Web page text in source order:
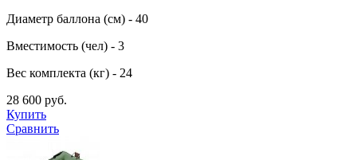
Диаметр баллона (см) - 40
Вместимость (чел) - 3
Вес комплекта (кг) - 24
28 600 руб.
Купить
Сравнить